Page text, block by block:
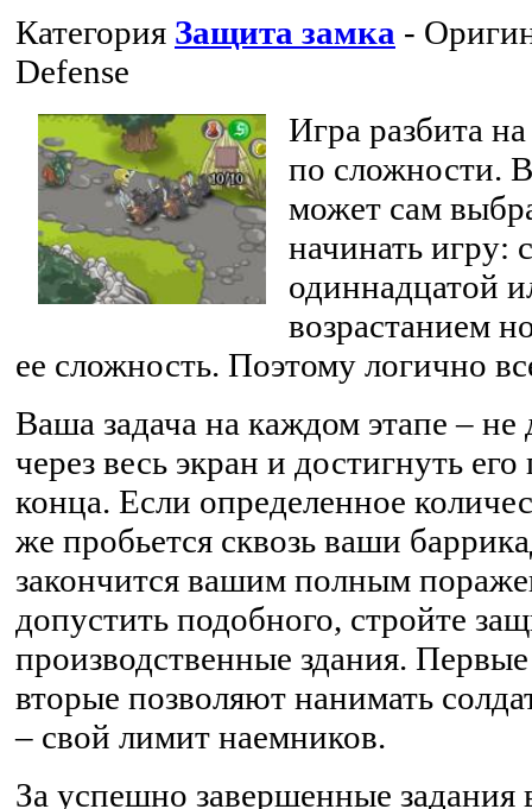
Категория Защита замка -
Defense
Игра разбита
по сложности.
может сам
начинать игру:
одиннадцатой
возрастанием
ее сложность. Поэтому логично
Ваша задача на каждом этапе – не
через весь экран и достигнуть
конца. Если определенное
же пробьется сквозь ваши
закончится вашим полным
допустить подобного, стройте
производственные здания.
вторые позволяют нанимать
– свой лимит наемников.
За успешно завершенные задания